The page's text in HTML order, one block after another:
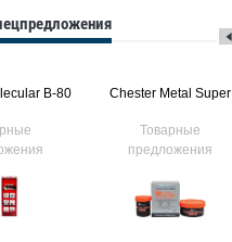
B-80 Chester Metal Super
Товарные
предложения